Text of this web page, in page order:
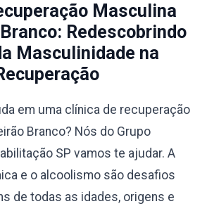
Masculina
Redescobrindo
Masculinidade na
em uma clínica de recuperação
Branco? Nós do Grupo
SP vamos te ajudar. A
e o alcoolismo são desafios
de todas as idades, origens e